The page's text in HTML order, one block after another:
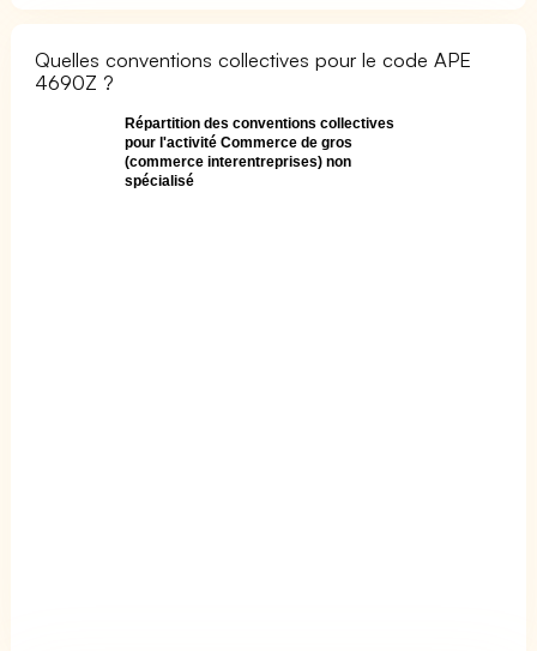
Quelles conventions collectives pour le code APE
4690Z ?
Répartition des conventions collectives
pour l'activité Commerce de gros
(commerce interentreprises) non
spécialisé